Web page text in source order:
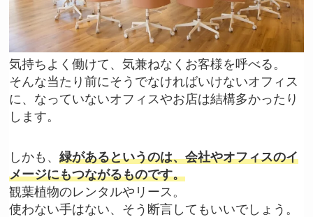
気持ちよく働けて、気兼ねなくお客様を呼べる。
そんな当たり前にそうでなければいけないオフィス
に、なっていないオフィスやお店は結構多かったり
します。
しかも、緑があるというのは、会社やオフィスのイ
メージにもつながるものです。
観葉植物のレンタルやリース。
使わない手はない、そう断言してもいいでしょう。